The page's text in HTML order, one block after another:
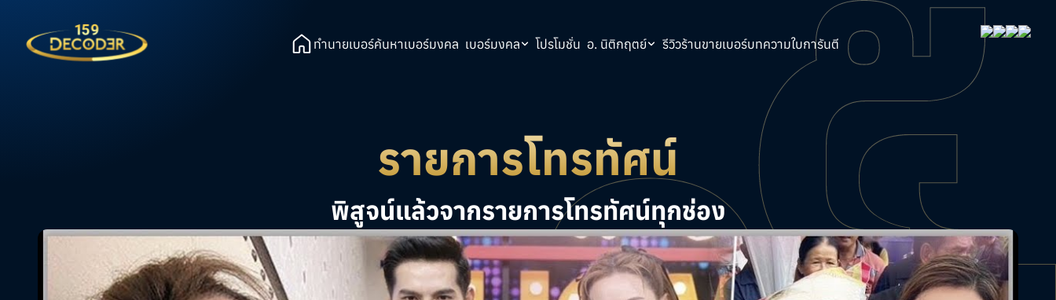
ทำนายเบอร์ค้นหาเบอร์มงคล เบอร์มงคล โปรโมชั่น อ. นิติกฤตย์ รีวิวร้านขายเบอร์บทความใบการันตี
รายการโทรทัศน์
พิสูจน์แล้วจากรายการโทรทัศน์ทุกช่อง